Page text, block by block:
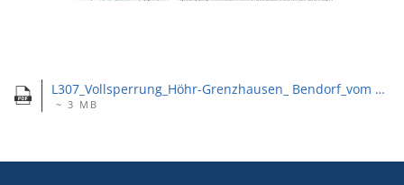
L307_Vollsperrung_Höhr-Grenzhausen_ Bendorf_vom 25_bis 29_10_2021.pdf
~ 3 MB